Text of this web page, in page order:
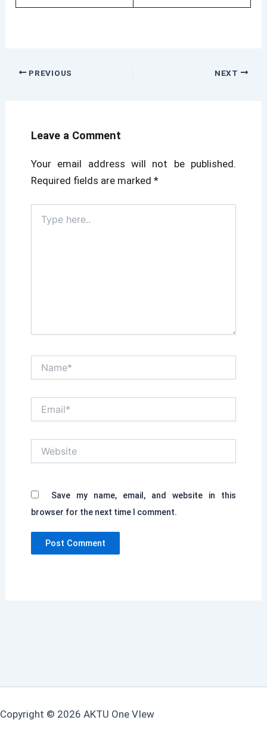
PREVIOUS NEXT
Leave a Comment
Your email address will not be published.
Required fields are marked *
here..
Save my name, email, and website in this
browser for the next time I comment.
Copyright © 2026 AKTU One VIew